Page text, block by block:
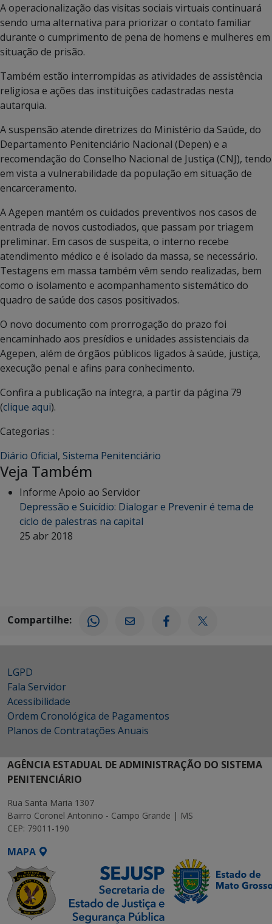
A operacionalização das visitas sociais virtuais continuará
sendo uma alternativa para priorizar o contato familiar
durante o cumprimento de pena de homens e mulheres em
situação de prisão.
Também estão interrompidas as atividades de assistência
religiosa e ações das instituições cadastradas nesta
autarquia.
A suspensão atende diretrizes do Ministério da Saúde, do
Departamento Penitenciário Nacional (Depen) e a
recomendação do Conselho Nacional de Justiça (CNJ), tendo
em vista a vulnerabilidade da população em situação de
encarceramento.
A Agepen mantém os cuidados preventivos nos casos de
entrada de novos custodiados, que passam por triagem
preliminar. Em casos de suspeita, o interno recebe
atendimento médico e é isolado da massa, se necessário.
Testagens em massa também vêm sendo realizadas, bem
como o isolamento e acompanhamento sistemático do
quadro de saúde dos casos positivados.
O novo documento com prorrogação do prazo foi
encaminhado aos presídios e unidades assistenciais da
Agepen, além de órgãos públicos ligados à saúde, justiça,
execução penal e afins para conhecimento.
Confira a publicação na íntegra, a partir da página 79
(clique aqui).
Categorias :
Diário Oficial, Sistema Penitenciário
Veja Também
Informe Apoio ao Servidor
Depressão e Suicídio: Dialogar e Prevenir é tema de
ciclo de palestras na capital
25 abr 2018
Compartilhe:
LGPD
Fala Servidor
Acessibilidade
Ordem Cronológica de Pagamentos
Planos de Contratações Anuais
AGÊNCIA ESTADUAL DE ADMINISTRAÇÃO DO SISTEMA
PENITENCIÁRIO
Rua Santa Maria 1307
Bairro Coronel Antonino - Campo Grande | MS
CEP: 79011-190
MAPA